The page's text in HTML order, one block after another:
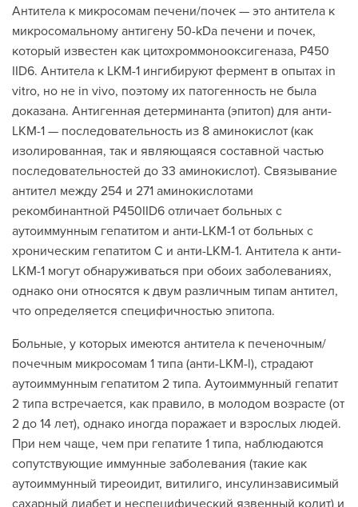
Антитела к микросомам печени/почек — это антитела к
микросомальному антигену 50-kDa печени и почек,
который известен как цитохроммонооксигеназа, Р450
IID6. Антитела к LKM-1 ингибируют фермент в опытах in
vitro, но не in vivo, поэтому их патогенность не была
доказана. Антигенная детерминанта (эпитоп) для анти-
LKM-1 — последовательность из 8 аминокислот (как
изолированная, так и являющаяся составной частью
последовательностей до 33 аминокислот). Связывание
антител между 254 и 271 аминокислотами
рекомбинантной Р450IID6 отличает больных с
аутоиммунным гепатитом и анти-LKM-1 от больных с
хроническим гепатитом С и анти-LKM-1. Антитела к анти-
LKM-1 могут обнаруживаться при обоих заболеваниях,
однако они относятся к двум различным типам антител,
что определяется специфичностью эпитопа.
Больные, у которых имеются антитела к печеночным/
почечным микросомам 1 типа (анти-LKM-l), страдают
аутоиммунным гепатитом 2 типа. Аутоиммунный гепатит
2 типа встречается, как правило, в молодом возрасте (от
2 до 14 лет), однако иногда поражает и взрослых людей.
При нем чаще, чем при гепатите 1 типа, наблюдаются
сопутствующие иммунные заболевания (такие как
аутоиммунный тиреоидит, витилиго, инсулинзависимый
сахарный диабет и неспецифический язвенный колит) и